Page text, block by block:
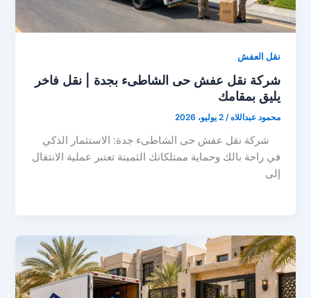
نقل العفش
شركة نقل عفش حى الشاطىء بجدة | نقل فاخر
يليق بمقامك
محمود عبداللاه/2 يوليو، 2026
شركة نقل عفش حى الشاطىء جدة: الاستثمار الذكي
في راحة بالك وحماية ممتلكاتك الثمينة تعتبر عملية الانتقال
إلى